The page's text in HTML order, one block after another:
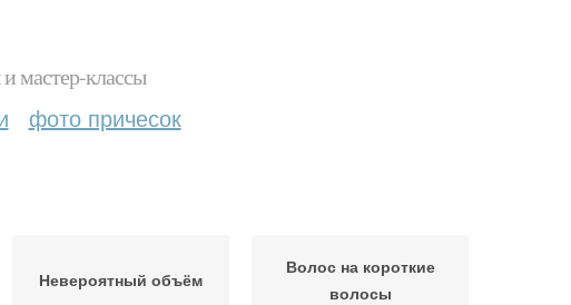
мастер-классы
фото причесок
Невероятный объём
Волос на короткие
волосы